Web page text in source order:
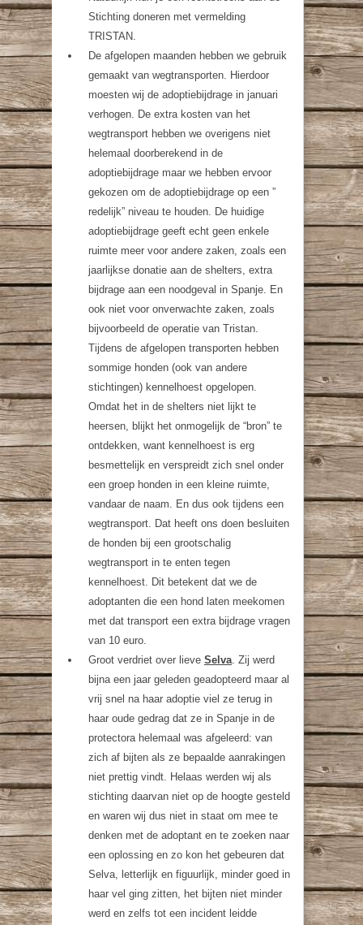
Stichting doneren met vermelding
TRISTAN.
De afgelopen maanden hebben we gebruik
gemaakt van wegtransporten. Hierdoor
moesten wij de adoptiebijdrage in januari
verhogen. De extra kosten van het
wegtransport hebben we overigens niet
helemaal doorberekend in de
adoptiebijdrage maar we hebben ervoor
gekozen om de adoptiebijdrage op een ”
redelijk” niveau te houden. De huidige
adoptiebijdrage geeft echt geen enkele
ruimte meer voor andere zaken, zoals een
jaarlijkse donatie aan de shelters, extra
bijdrage aan een noodgeval in Spanje. En
ook niet voor onverwachte zaken, zoals
bijvoorbeeld de operatie van Tristan.
Tijdens de afgelopen transporten hebben
sommige honden (ook van andere
stichtingen) kennelhoest opgelopen.
Omdat het in de shelters niet lijkt te
heersen, blijkt het onmogelijk de “bron” te
ontdekken, want kennelhoest is erg
besmettelijk en verspreidt zich snel onder
een groep honden in een kleine ruimte,
vandaar de naam. En dus ook tijdens een
wegtransport. Dat heeft ons doen besluiten
de honden bij een grootschalig
wegtransport in te enten tegen
kennelhoest. Dit betekent dat we de
adoptanten die een hond laten meekomen
met dat transport een extra bijdrage vragen
van 10 euro.
Groot verdriet over lieve Selva. Zij werd
bijna een jaar geleden geadopteerd maar al
vrij snel na haar adoptie viel ze terug in
haar oude gedrag dat ze in Spanje in de
protectora helemaal was afgeleerd: van
zich af bijten als ze bepaalde aanrakingen
niet prettig vindt. Helaas werden wij als
stichting daarvan niet op de hoogte gesteld
en waren wij dus niet in staat om mee te
denken met de adoptant en te zoeken naar
een oplossing en zo kon het gebeuren dat
Selva, letterlijk en figuurlijk, minder goed in
haar vel ging zitten, het bijten niet minder
werd en zelfs tot een incident leidde